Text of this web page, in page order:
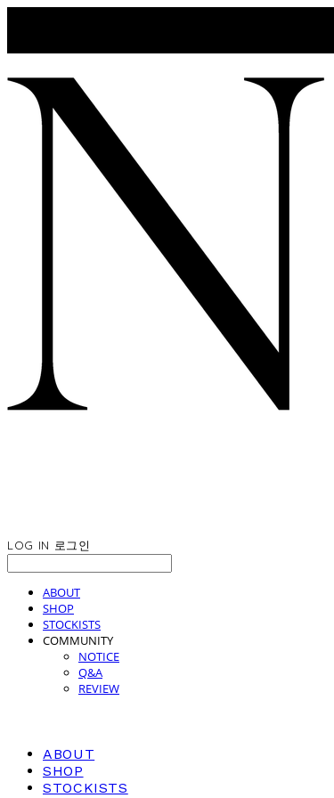
LOG IN 로그인
ABOUT
SHOP
STOCKISTS
COMMUNITY
NOTICE
Q&A
REVIEW
ABOUT
SHOP
STOCKISTS